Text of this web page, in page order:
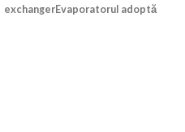
exchangerEvaporatorul adoptă